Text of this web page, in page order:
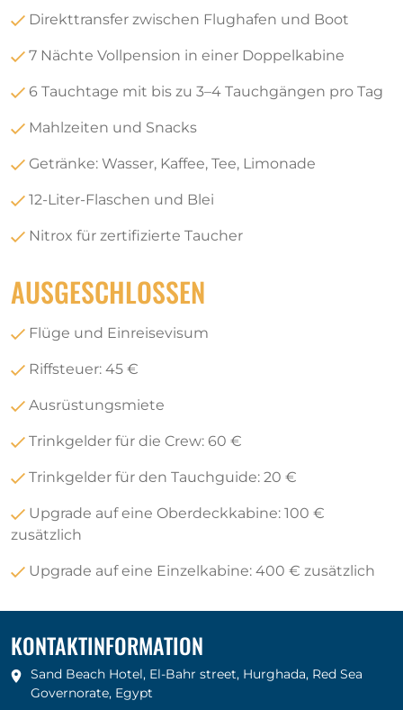
Direkttransfer zwischen Flughafen und Boot
7 Nächte Vollpension in einer Doppelkabine
6 Tauchtage mit bis zu 3–4 Tauchgängen pro Tag
Mahlzeiten und Snacks
Getränke: Wasser, Kaffee, Tee, Limonade
12-Liter-Flaschen und Blei
Nitrox für zertifizierte Taucher
AUSGESCHLOSSEN
Flüge und Einreisevisum
Riffsteuer: 45 €
Ausrüstungsmiete
Trinkgelder für die Crew: 60 €
Trinkgelder für den Tauchguide: 20 €
Upgrade auf eine Oberdeckkabine: 100 €
zusätzlich
Upgrade auf eine Einzelkabine: 400 € zusätzlich
KONTAKTINFORMATION
Sand Beach Hotel, El-Bahr street, Hurghada, Red Sea
Governorate, Egypt